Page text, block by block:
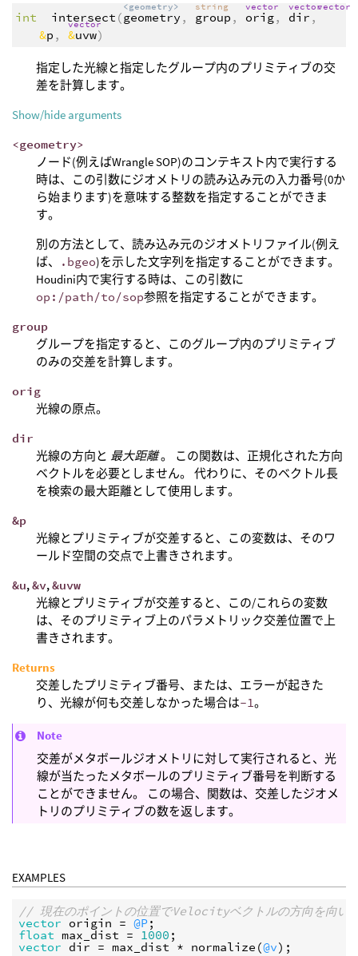
int intersect (
<geometry>
geometry ,
string
group ,
vector
orig,
vector
dir ,
vector
&p ,
vector
&uvw)
指定した光線と指定したグループ内のプリミティブの交
差を計算します。
Show/hide arguments
<geometry>
ノード(例えばWrangle SOP)のコンテキスト内で実行する
時は、この引数にジオメトリの読み込み元の入力番号(0か
ら始まります)を意味する整数を指定することができま
す。
別の方法として、読み込み元のジオメトリファイル(例え
ば、
.bgeo)を示した文字列を指定することができます。
Houdini内で実行する時は、この引数に
op:/path/to/sop参照を指定することができます。
group
グループを指定すると、このグループ内のプリミティブ
のみの交差を計算します。
orig
光線の原点。
dir
光線の方向と 最大距離。 この関数は、正規化された方向
ベクトルを必要としません。 代わりに、そのベクトル長
を検索の最大距離として使用します。
&p
光線とプリミティブが交差すると、この変数は、そのワ
ールド空間の交点で上書きされます。
&u,&v,&uvw
光線とプリミティブが交差すると、この/これらの変数
は、そのプリミティブ上のパラメトリック交差位置で上
書きされます。
Returns
交差したプリミティブ番号、または、エラーが起きた
り、光線が何も交差しなかった場合は-1。
Note
交差がメタボールジオメトリに対して実行されると、光
線が当たったメタボールのプリミティブ番号を判断する
ことができません。 この場合、関数は、交差したジオメ
トリのプリミティブの数を返します。
EXAMPLES
// 現在のポイントの位置でVelocityベクトルの方向を向い
vector origin = @P
float max_dist = 1000
vector dir = max_dist * normalize (@v);